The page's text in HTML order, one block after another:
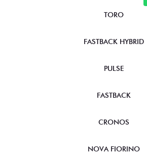
TORO
FASTBACK HYBRID
PULSE
FASTBACK
CRONOS
NOVA FIORINO